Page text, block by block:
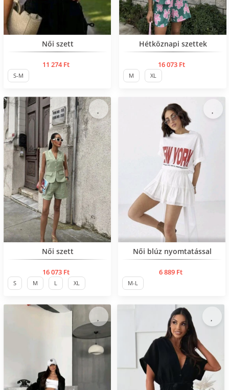
Нов продукт
Női szett
11 274 Ft
S-M
Нов продукт
Hétköznapi szettek
16 073 Ft
M XL
Női szett
16 073 Ft
S M L XL
Нов продукт
Női blúz nyomtatással
6 889 Ft
M-L